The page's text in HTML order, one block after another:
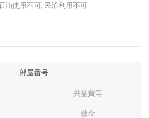
油使用不可, 民泊利用不可
部屋番号
共益費等
敷金